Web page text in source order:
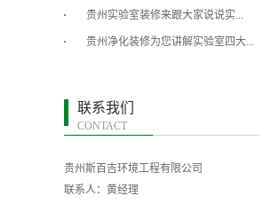
​贵州实验室装修来跟大家说说实...
贵州净化装修为您讲解实验室四大...
联系我们
CONTACT
贵州斯百吉环境工程有限公司
联系人：黄经理